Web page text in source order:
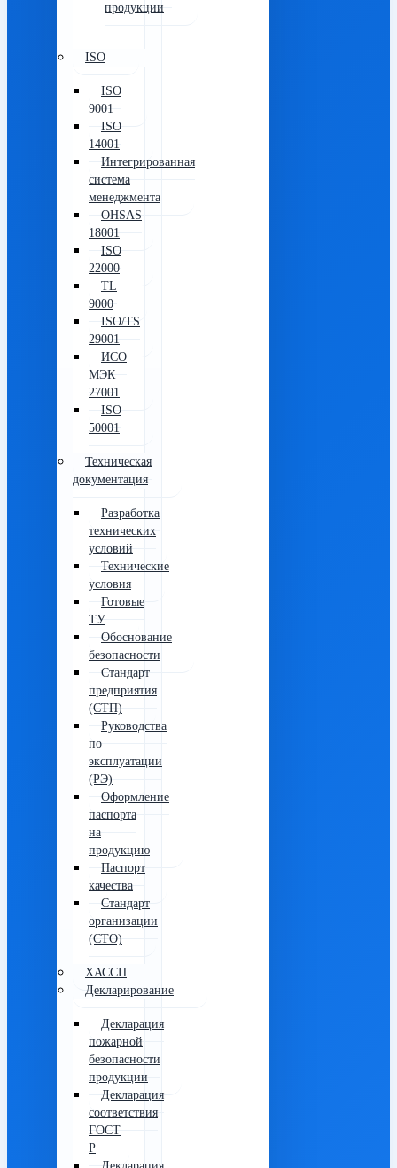
продукции
ISO
ISO
9001
ISO
14001
Интегрированная
система
менеджмента
OHSAS
18001
ISO
22000
TL
9000
ISO/TS
29001
ИСО
МЭК
27001
ISO
50001
Техническая
документация
Разработка
технических
условий
Технические
условия
Готовые
ТУ
Обоснование
безопасности
Стандарт
предприятия
(СТП)
Руководства
по
эксплуатации
(РЭ)
Оформление
паспорта
на
продукцию
Паспорт
качества
Стандарт
организации
(СТО)
ХАССП
Декларирование
Декларация
пожарной
безопасности
продукции
Декларация
соответствия
ГОСТ
Р